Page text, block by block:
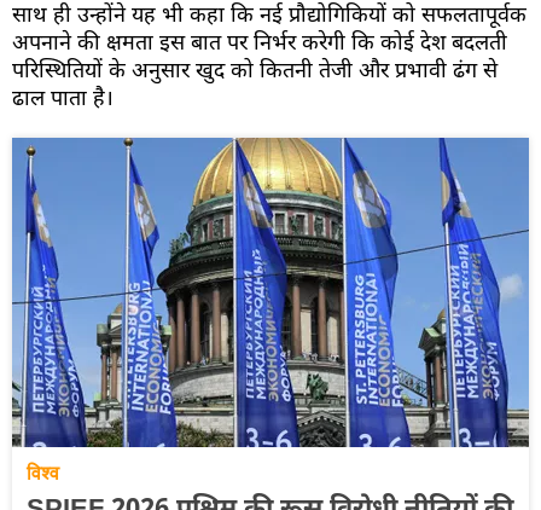
साथ ही उन्होंने यह भी कहा कि नई प्रौद्योगिकियों को सफलतापूर्वक
अपनाने की क्षमता इस बात पर निर्भर करेगी कि कोई देश बदलती
परिस्थितियों के अनुसार खुद को कितनी तेजी और प्रभावी ढंग से
ढाल पाता है।
विश्व